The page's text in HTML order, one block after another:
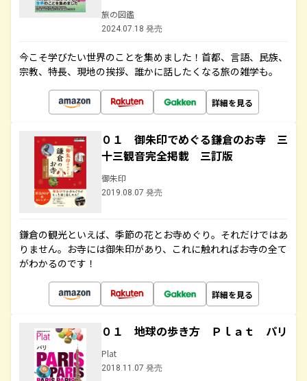
旅の図鑑
2024.07.18 発売
今こそ学びたい世界のことを集めました！首都、言語、民族、
宗教、特長、現地の挨拶、誰かに話したくなる旅の雑学も。
詳細を見る
０１ 御朱印でめぐる鎌倉のお寺 三
十三観音完全掲載 三訂版
御朱印
2019.08.07 発売
鎌倉の観光といえば、季節の花とお寺めぐり。それだけではあ
りません。お寺には御朱印があり、これに触れればお寺の全て
がわかるのです！
詳細を見る
０１ 地球の歩き方 Ｐｌａｔ パリ
Plat
2018.11.07 発売